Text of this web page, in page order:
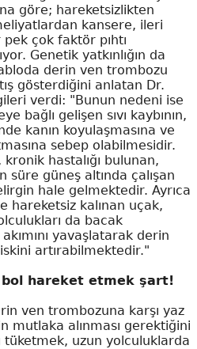
göre; hareketsizlikten
kansere, ileri
çok faktör pıhtı
Genetik yatkınlığın da
derin ven trombozu
gösterdiğini anlatan Dr.
verdi: "Bunun nedeni ise
bağlı gelişen sıvı kaybının,
kanın koyulaşmasına ve
sebep olabilmesidir.
hastalığı bulunan,
güneş altında çalışan
hale gelmektedir. Ayrıca
hareketsiz kalınan uçak,
da bacak
yavaşlatarak derin
artırabilmektedir."
hareket etmek şart!
ven trombozuna karşı yaz
mutlaka alınması gerektiğini
tüketmek, uzun yolculuklarda